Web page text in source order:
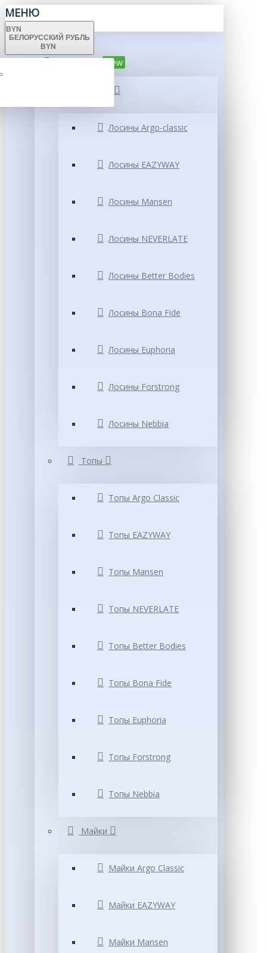
МЕНЮ
BYN
БЕЛОРУССКИЙ РУБЛЬ
BYN
New
Лосины Argo-classic
Лосины EAZYWAY
Лосины Mansen
Лосины NEVERLATE
Лосины Better Bodies
Лосины Bona Fide
Лосины Euphoria
Лосины Forstrong
Лосины Nebbia
Топы
Топы Argo Classic
Топы EAZYWAY
Топы Mansen
Топы NEVERLATE
Топы Better Bodies
Топы Bona Fide
Топы Euphoria
Топы Forstrong
Топы Nebbia
Майки
Майки Argo Classic
Майки EAZYWAY
Майки Mansen